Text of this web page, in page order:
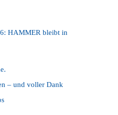
HAMMER bleibt in
– und voller Dank